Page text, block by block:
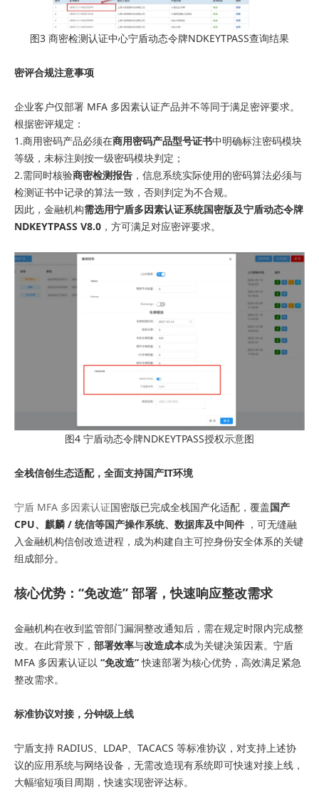
图3 商密检测认证中心宁盾动态令牌NDKEYTPASS查询结果
密评合规注意事项
企业客户仅部署 MFA 多因素认证产品并不等同于满足密评要求。
根据密评规定：
1.商用密码产品必须在商用密码产品型号证书中明确标注密码模块
等级，未标注则按一级密码模块判定；
2.需同时核验商密检测报告 ，信息系统实际使用的密码算法必须与
检测证书中记录的算法一致，否则判定为不合规。
因此，金融机构需选用宁盾多因素认证系统国密版及宁盾动态令牌
NDKEYTPASS V8.0 ，方可满足对应密评要求。
图4 宁盾动态令牌NDKEYTPASS授权示意图
全栈信创生态适配，全面支持国产IT环境
宁盾 MFA 多因素认证国密版已完成全栈国产化适配，覆盖国产
CPU、麒麟 / 统信等国产操作系统、数据库及中间件 ，可无缝融
入金融机构信创改造进程，成为构建自主可控身份安全体系的关键
组成部分。
核心优势：“免改造” 部署，快速响应整改需求
金融机构在收到监管部门漏洞整改通知后，需在规定时限内完成整
改。在此背景下， 部署效率与改造成本成为关键决策因素。宁盾
MFA 多因素认证以 “免改造”快速部署为核心优势，高效满足紧急
整改需求。
标准协议对接，分钟级上线
宁盾支持 RADIUS、LDAP、TACACS 等标准协议，对支持上述协
议的应用系统与网络设备，无需改造现有系统即可快速对接上线，
大幅缩短项目周期，快速实现密评达标。